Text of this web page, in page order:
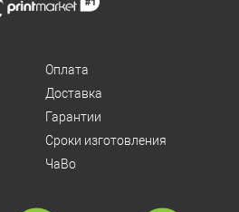
Оплата
Доставка
Гарантии
Сроки изготовления
ЧаВо